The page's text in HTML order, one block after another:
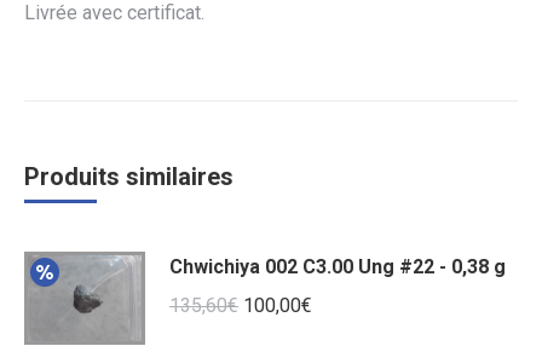
Livrée avec certificat.
Produits similaires
Chwichiya 002 C3.00 Ung #22 - 0,38 g
135,60€ Le
100,00€